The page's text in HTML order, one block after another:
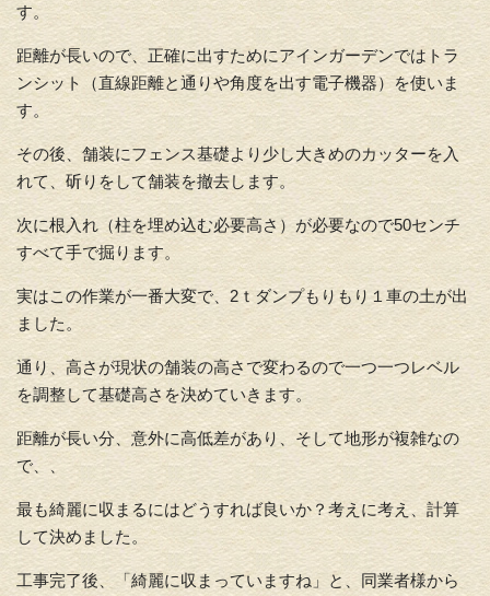
す。
距離が長いので、正確に出すためにアインガーデンではトラ
ンシット（直線距離と通りや角度を出す電子機器）を使いま
す。
その後、舗装にフェンス基礎より少し大きめのカッターを入
れて、斫りをして舗装を撤去します。
次に根入れ（柱を埋め込む必要高さ）が必要なので50センチ
すべて手で掘ります。
実はこの作業が一番大変で、2ｔダンプもりもり１車の土が出
ました。
通り、高さが現状の舗装の高さで変わるので一つ一つレベル
を調整して基礎高さを決めていきます。
距離が長い分、意外に高低差があり、そして地形が複雑なの
で、、
最も綺麗に収まるにはどうすれば良いか？考えに考え、計算
して決めました。
工事完了後、「綺麗に収まっていますね」と、同業者様から